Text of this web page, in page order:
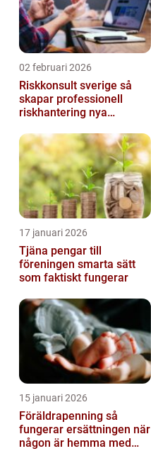
02 februari 2026
Riskkonsult sverige så
skapar professionell
riskhantering nya
17 januari 2026
Tjäna pengar till
föreningen smarta sätt
som faktiskt fungerar
15 januari 2026
Föräldrapenning så
fungerar ersättningen när
någon är hemma med